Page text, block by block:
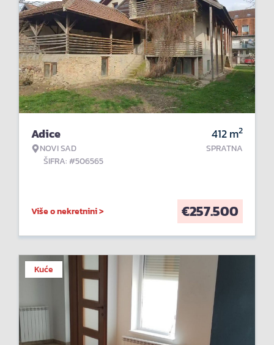
Adice
NOVI SAD
ŠIFRA: #506565
412m2
SPRATNA
Više o nekretnini > €257.500
Kuće